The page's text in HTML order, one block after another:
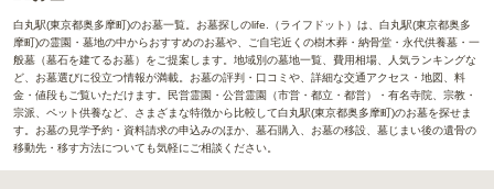
白丸駅(東京都奥多摩町)のお墓一覧。お墓探しのlife.（ライフドット）は、白丸駅(東京都奥多
摩町)の霊園・墓地の中からおすすめのお墓や、ご自宅近くの樹木葬・納骨堂・永代供養墓・一
般墓（墓石を建てるお墓）をご提案します。地域別の墓地一覧、費用相場、人気ランキングな
ど、お墓選びに役立つ情報が満載。お墓の評判・口コミや、詳細な交通アクセス・地図、料
金・値段もご覧いただけます。民営霊園・公営霊園（市営・都立・都営）・有名寺院、宗教・
宗派、ペット供養など、さまざまな特徴から比較して白丸駅(東京都奥多摩町)のお墓を探せま
す。お墓の見学予約・資料請求の申込みのほか、墓石購入、お墓の移設、墓じまい後の遺骨の
移動先・移す方法についても気軽にご相談ください。